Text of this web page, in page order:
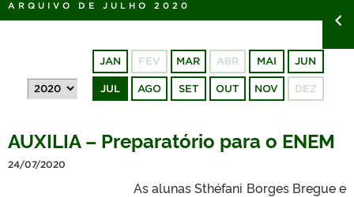
CONCURSOS
OUVIDORIA
TELEFONES
ARQUIVO DE JULHO 2020
JAN FEV MAR ABR MAI JUN
JUL AGO SET OUT NOV DEZ
AUXILIA – Preparatório para o ENEM
24/07/2020
As alunas Sthéfani Borges Bregue e